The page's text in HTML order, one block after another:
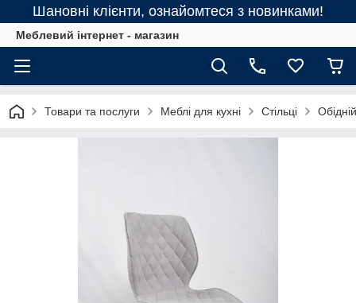
Шановні клієнти, ознайомтеся з новинками!
Меблевий інтернет - магазин
Товари та послуги Меблі для кухні Стільці